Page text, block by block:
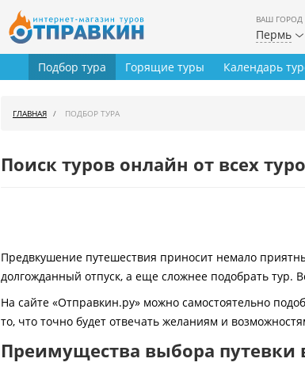
ВАШ ГОРОД
Пермь
Подбор тура Горящие туры Календарь
ГЛАВНАЯ ПОДБОР ТУРА
Поиск туров онлайн от всех
Предвкушение путешествия приносит немало
долгожданный отпуск, а еще сложнее подобрать тур.
На сайте «Отправкин.ру» можно самостоятельно
то, что точно будет отвечать желаниям и
Преимущества выбора путевки